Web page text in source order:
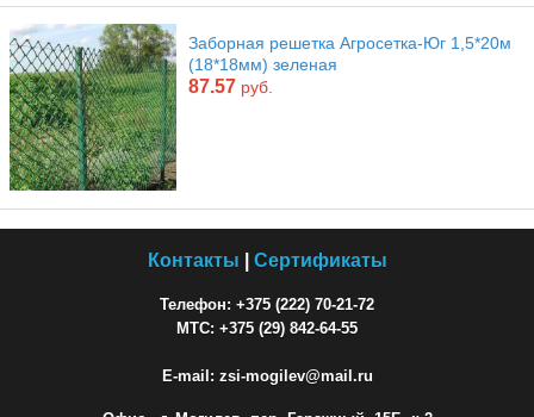
Заборная решетка Агросетка-Юг 1,5*20м
(18*18мм) зеленая
87.57 руб.
Контакты Сертификаты
Телефон: +375 (222) 70-21-72
МТС: +375 (29) 842-64-55
E-mail: zsi-mogilev@mail.ru